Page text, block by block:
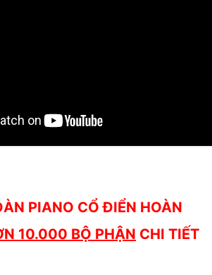
PIANO CỔ ĐIỂN HOÀN
10.000 BỘ PHẬN CHI TIẾT